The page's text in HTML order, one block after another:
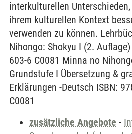
interkulturellen
ihrem kulturellen Kontext
verwenden zu können.
Nihongo: Shokyu I (2.
603-6 C0081 Minna no
Grundstufe I Übersetzung &
Erklärungen -Deutsch ISBN:
C0081
zusätzliche Angebote -